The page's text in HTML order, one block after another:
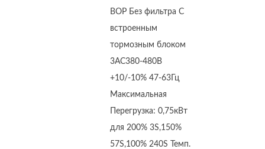
BOP Без фильтра С
встроенным
тормозным блоком
3AC380-480В
+10/-10% 47-63Гц
Максимальная
Перегрузка: 0,75кВт
для 200% 3S,150%
57S,100% 240S Темп.